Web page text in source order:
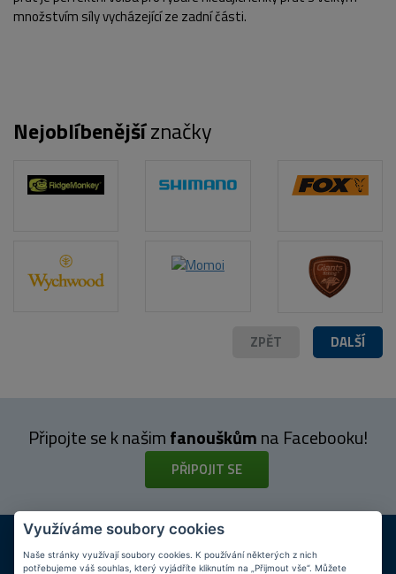
množstvím síly vycházející ze zadní části.
Nejoblíbenějšíznačky
DALŠÍ
ZPĚT
Připojte se k našimfanouškůmna Facebooku!
PŘIPOJIT SE
DOPRAVA ZDARMA
Při nákupu nad 2 000 Kč
KAMENNÉ PRODEJNY
Jsme na trhu více než 10 let
Využíváme soubory cookies
Naše stránky využívají soubory cookies. K používání některých z nich
potřebujeme váš souhlas, který vyjádříte kliknutím na „Přijmout vše“. Můžete